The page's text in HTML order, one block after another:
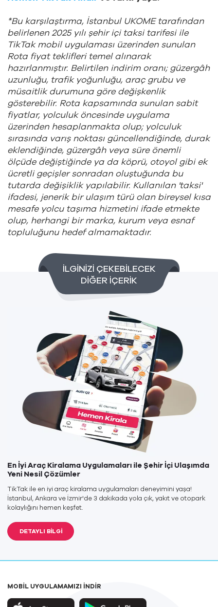
*Bu karşılaştırma, İstanbul UKOME tarafından
belirlenen 2025 yılı şehir içi taksi tarifesi ile
TikTak mobil uygulaması üzerinden sunulan
Rota fiyat teklifleri temel alınarak
hazırlanmıştır. Belirtilen indirim oranı; güzergâh
uzunluğu, trafik yoğunluğu, araç grubu ve
müsaitlik durumuna göre değişkenlik
gösterebilir. Rota kapsamında sunulan sabit
fiyatlar, yolculuk öncesinde uygulama
üzerinden hesaplanmakta olup; yolculuk
sırasında varış noktası güncellendiğinde, durak
eklendiğinde, güzergâh veya süre önemli
ölçüde değiştiğinde ya da köprü, otoyol gibi ek
ücretli geçişler sonradan oluştuğunda bu
tutarda değişiklik yapılabilir. Kullanılan 'taksi'
ifadesi, jenerik bir ulaşım türü olan bireysel kısa
mesafe yolcu taşıma hizmetini ifade etmekte
olup, herhangi bir marka, kurum veya esnaf
topluluğunu hedef almamaktadır.
İLGİNİZİ ÇEKEBİLECEK
DİĞER İÇERİK
En İyi Araç Kiralama Uygulamaları ile Şehir İçi Ulaşımda
Yeni Nesil Çözümler
TikTak ile en iyi araç kiralama uygulamaları deneyimini yaşa!
İstanbul, Ankara ve İzmir'de 3 dakikada yola çık, yakıt ve otopark
kolaylığını hemen keşfet.
DETAYLI BİLGİ
MOBİL UYGULAMAMIZI İNDİR